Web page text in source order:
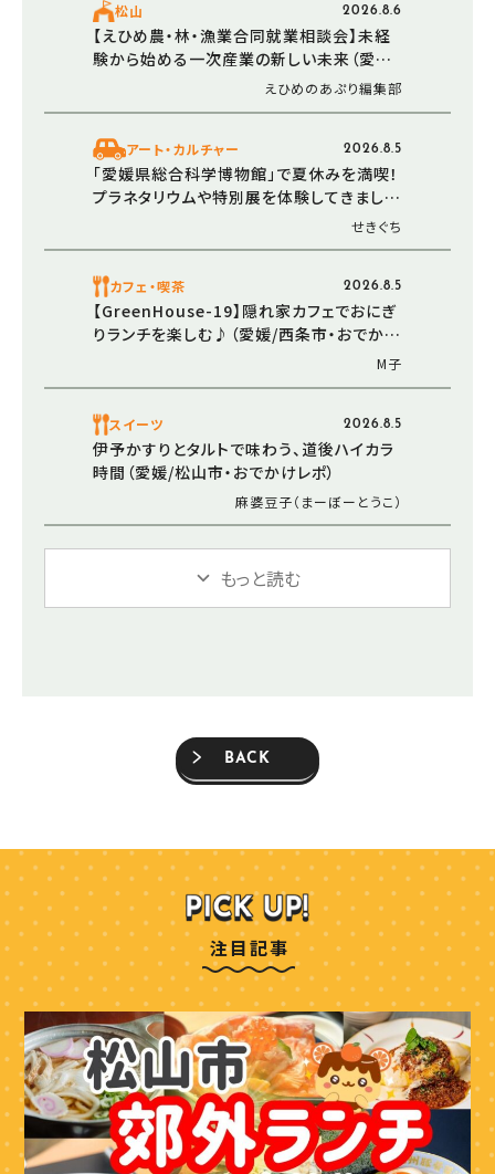
松山 2026.8.6
【えひめ農・林・漁業合同就業相談会】未経
験から始める一次産業の新しい未来（愛媛/
えひめのあぷり編集部
アート・カルチャー 2026.8.5
「愛媛県総合科学博物館」で夏休みを満喫！
プラネタリウムや特別展を体験してきました
せきぐち
カフェ・喫茶 2026.8.5
【GreenHouse-19】隠れ家カフェでおにぎ
りランチを楽しむ♪（愛媛/西条市・おでかけ
M子
スイーツ 2026.8.5
伊予かすりとタルトで味わう、道後ハイカラ
時間（愛媛/松山市・おでかけレポ）
麻婆豆子（まーぼーとうこ）
もっと読む
BACK
注目記事